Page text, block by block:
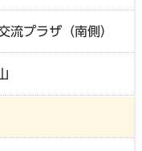
流プラザ（南側）